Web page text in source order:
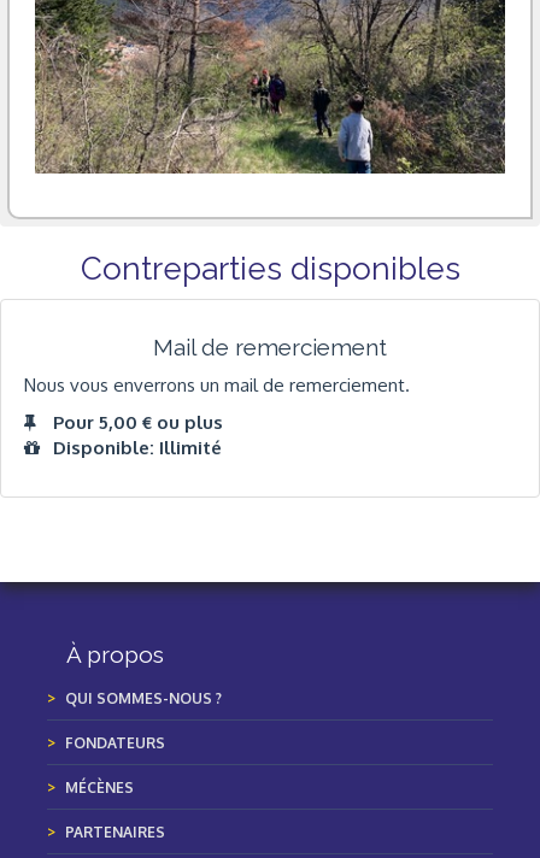
Contreparties disponibles
Mail de remerciement
Nous vous enverrons un mail de remerciement.
Pour 5,00 € ou plus
Disponible: Illimité
À propos
QUI SOMMES-NOUS ?
FONDATEURS
MÉCÈNES
PARTENAIRES